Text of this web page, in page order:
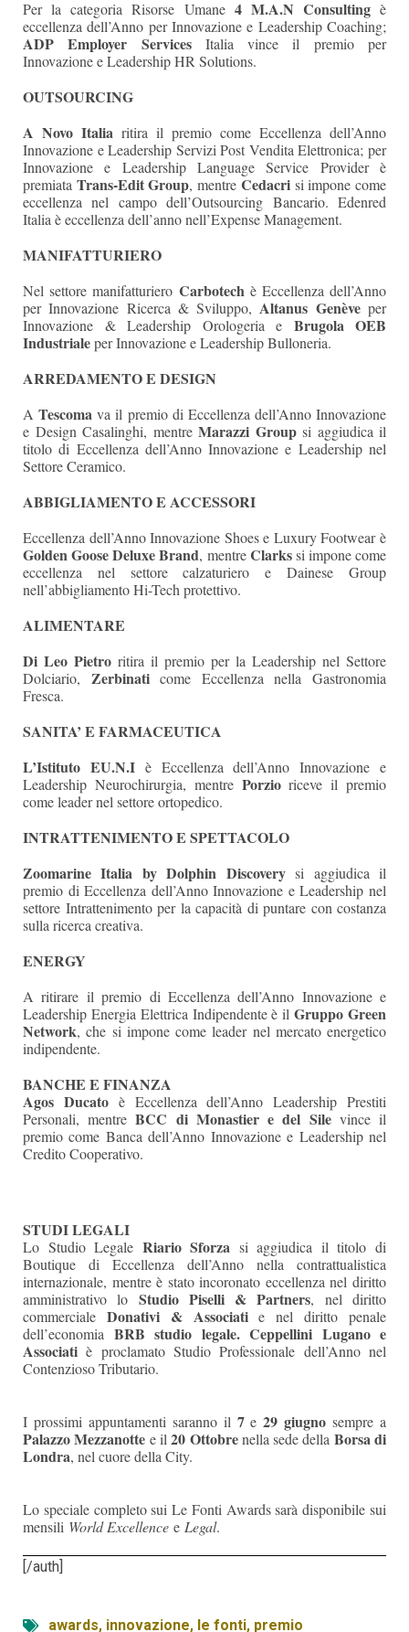
Per la categoria Risorse Umane 4 M.A.N Consultingè
eccellenza dell’Anno per Innovazione e Leadership Coaching;
ADP Employer ServicesItalia vince il premio per
Innovazione e Leadership HR Solutions.
OUTSOURCING
A Novo Italia ritira il premio come Eccellenza dell’Anno
Innovazione e Leadership Servizi Post Vendita Elettronica; per
Innovazione e Leadership Language Service Provider è
premiata Trans-Edit Group, mentre Cedacrisi impone come
eccellenza nel campo dell’Outsourcing Bancario. Edenred
Italia è eccellenza dell’anno nell’Expense Management.
MANIFATTURIERO
Nel settore manifatturiero Carbotech è Eccellenza dell’Anno
per Innovazione Ricerca & Sviluppo, Altanus Genèveper
Innovazione & Leadership Orologeria e Brugola OEB
Industrialeper Innovazione e Leadership Bulloneria.
ARREDAMENTO E DESIGN
ATescoma va il premio di Eccellenza dell’Anno Innovazione
e Design Casalinghi, mentre Marazzi Groupsi aggiudica il
titolo di Eccellenza dell’Anno Innovazione e Leadership nel
Settore Ceramico.
ABBIGLIAMENTO E ACCESSORI
Eccellenza dell’Anno Innovazione Shoes e Luxury Footwear è
Golden Goose Deluxe Brand, mentreClarkssi impone come
eccellenza nel settore calzaturiero e Dainese Group
nell’abbigliamento Hi-Tech protettivo.
ALIMENTARE
Di Leo Pietro ritira il premio per la Leadership nel Settore
Dolciario, Zerbinaticome Eccellenza nella Gastronomia
Fresca.
SANITA’ E FARMACEUTICA
L’Istituto EU.N.Iè Eccellenza dell’Anno Innovazione e
Leadership Neurochirurgia, mentre Porzioriceve il premio
come leader nel settore ortopedico.
INTRATTENIMENTO E SPETTACOLO
Zoomarine Italia by Dolphin Discoverysi aggiudica il
premio di Eccellenza dell’Anno Innovazione e Leadership nel
settore Intrattenimento per la capacità di puntare con costanza
sulla ricerca creativa.
ENERGY
A ritirare il premio di Eccellenza dell’Anno Innovazione e
Leadership Energia Elettrica Indipendente è ilGruppo Green
Network, che si impone come leader nel mercato energetico
indipendente.
BANCHE E FINANZA
Agos Ducatoè Eccellenza dell’Anno Leadership Prestiti
Personali, mentreBCC di Monastier e del Silevince il
premio come Banca dell’Anno Innovazione e Leadership nel
Credito Cooperativo.
STUDI LEGALI
Lo Studio Legale Riario Sforza si aggiudica il titolo di
Boutique di Eccellenza dell’Anno nella contrattualistica
internazionale, mentre è stato incoronato eccellenza nel diritto
amministrativo lo Studio Piselli & Partners, nel diritto
commerciale Donativi & Associatie nel diritto penale
dell’economia BRB studio legale. Ceppellini Lugano e
Associati è proclamato Studio Professionale dell’Anno nel
Contenzioso Tributario.
I prossimi appuntamenti saranno il 7e29 giugno sempre a
Palazzo Mezzanotte e il20 Ottobrenella sede della Borsa di
Londra, nel cuore della City.
Lo speciale completo sui Le Fonti Awards sarà disponibile sui
mensili World Excellence e Legal.
[/auth]
awards, innovazione, le fonti, premio